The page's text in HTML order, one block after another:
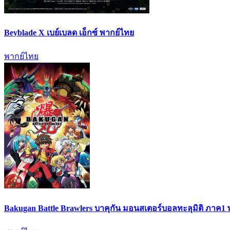
Beyblade X เบย์เบลด เอ็กซ์ พากย์ไทย
พากย์ไทย
Bakugan Battle Brawlers บาคุกัน มอนสเตอร์บอลทะลุมิติ ภาค1